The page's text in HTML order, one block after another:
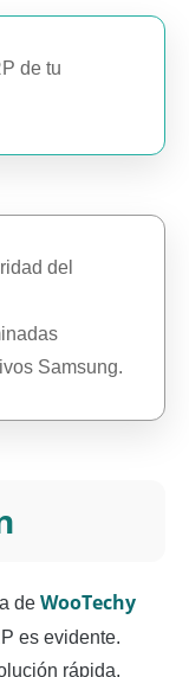
de tu
del
Samsung.
de WooTechy
es evidente.
rápida,